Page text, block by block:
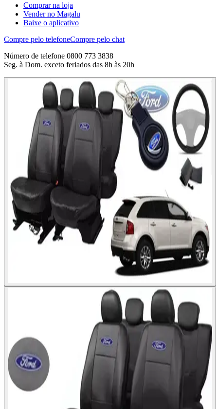
Comprar na loja
Vender no Magalu
Baixe o aplicativo
Compre pelo telefoneCompre pelo chat
Número de telefone 0800 773 3838
Seg. à Dom. exceto feriados das 8h às 20h